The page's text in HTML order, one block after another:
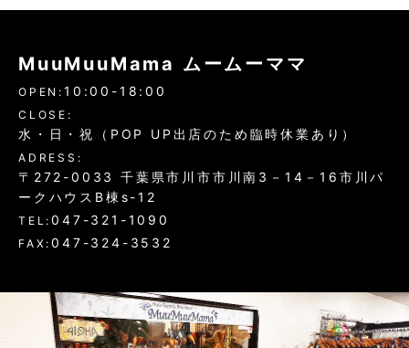
MuuMuuMama ムームーママ
OPEN: 10:00-18:00
CLOSE:
水・日・祝（POP UP出店のため臨時休業あり）
ADRESS:
〒272-0033 千葉県市川市市川南3－14－16市川パ
ークハウスB棟s-12
TEL:047-321-1090
FAX:047-324-3532